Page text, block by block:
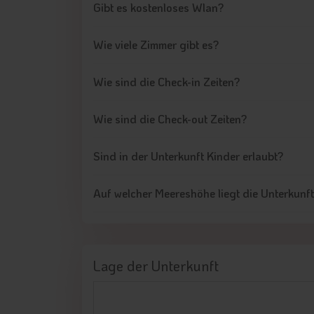
Gibt es kostenloses Wlan?
Wie viele Zimmer gibt es?
Wie sind die Check-in Zeiten?
Wie sind die Check-out Zeiten?
Sind in der Unterkunft Kinder erlaubt?
Auf welcher Meereshöhe liegt die
Lage der Unterkunft